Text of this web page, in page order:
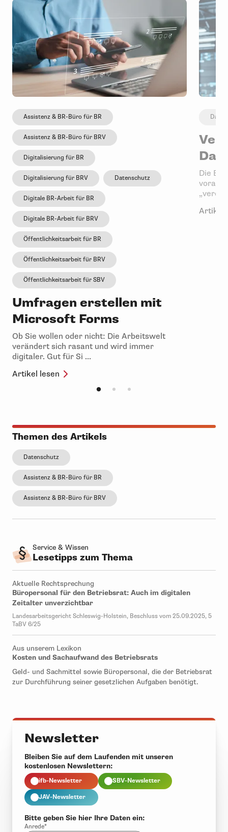
Assistenz & BR-Büro für BR
Assistenz & BR-Büro für BRV
Digitalisierung für BR
Digitalisierung für BRV Datenschutz
Digitale BR-Arbeit für BR
Digitale BR-Arbeit für BRV
Öffentlichkeitsarbeit für BR
Öffentlichkeitsarbeit für BRV
Öffentlichkeitsarbeit für SBV
Umfragen erstellen mit
Microsoft Forms
Ob Sie wollen oder nicht: Die Arbeitswelt
verändert sich rasant und wird immer
digitaler. Gut für Si ...
Artikel lesen
Die
Artikel
Themen des Artikels
Datenschutz
Assistenz & BR-Büro für BR
Assistenz & BR-Büro für BRV
Service & Wissen
Lesetipps zum Thema
Aktuelle Rechtsprechung
Büropersonal für den Betriebsrat: Auch im digitalen
Zeitalter unverzichtbar
Landesarbeitsgericht Schleswig-Holstein, Beschluss vom 25.09.2025, 5
TaBV 6/25
Aus unserem Lexikon
Kosten und Sachaufwand des Betriebsrats
Geld- und Sachmittel sowie Büropersonal, die der Betriebsrat
zur Durchführung seiner gesetzlichen Aufgaben benötigt.
Newsletter
Bleiben Sie auf dem Laufenden mit unseren
kostenlosen Newslettern:
ifb-Newsletter SBV-Newsletter
JAV-Newsletter
Bitte geben Sie hier Ihre Daten ein:
Anrede*